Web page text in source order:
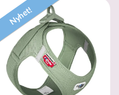
Nyhet!